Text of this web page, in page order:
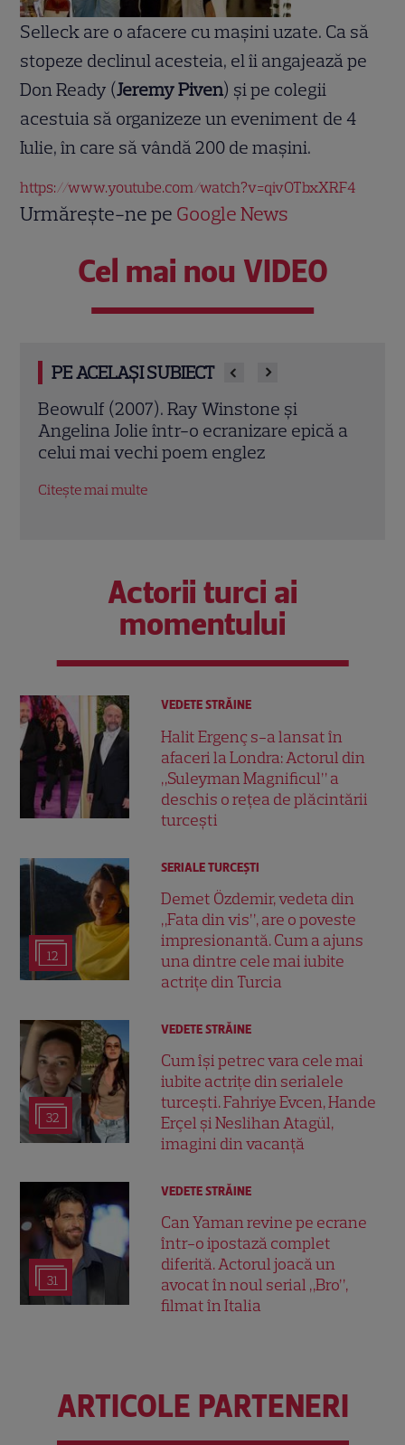
Selleck are o afacere cu maşini uzate. Ca să
stopeze declinul acesteia, el îi angajează pe
Don Ready (Jeremy Piven) şi pe colegii
acestuia să organizeze un eveniment de 4
Iulie, în care să vândă 200 de maşini.
https://www.youtube.com/watch?v=qivOTbxXRF4
Urmărește-ne pe Google News
Cel mai nou VIDEO
PE ACELAȘI SUBIECT
Jack Ryan: Agentul din umbră (2014).
Chris Pine și Kevin Costner, într-o cursă
contra cronometru pentru salvarea
Actorii turci ai
momentului
VEDETE STRĂINE
Halit Ergenç s-a lansat în
afaceri la Londra: Actorul din
„Suleyman Magnificul” a
deschis o rețea de plăcintării
turcești
12
SERIALE TURCEŞTI
Demet Özdemir, vedeta din
„Fata din vis”, are o poveste
impresionantă. Cum a ajuns
una dintre cele mai iubite
actrițe din Turcia
32
VEDETE STRĂINE
Cum își petrec vara cele mai
iubite actrițe din serialele
turcești. Fahriye Evcen, Hande
Erçel și Neslihan Atagül,
imagini din vacanță
31
VEDETE STRĂINE
Can Yaman revine pe ecrane
într-o ipostază complet
diferită. Actorul joacă un
avocat în noul serial „Bro”,
filmat în Italia
ARTICOLE PARTENERI